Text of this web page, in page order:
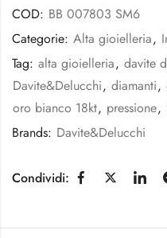
COD: BB 007803 SM6
Categorie: Alta gioielleria,
Tag: alta gioielleria, davite
Davite&Delucchi, diamanti,
oro bianco 18kt, pressione,
Brands: Davite&Delucchi
Condividi: